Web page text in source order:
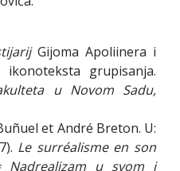
Gijoma Apoliinera i
grupisanja.
u Novom Sadu,
et André Breton. U:
Le surréalisme en son
Nadrealizam u svom i